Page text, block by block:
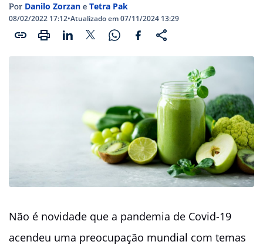
Por Danilo Zorzan e Tetra Pak
08/02/2022 17:12•Atualizado em 07/11/2024 13:29
Não é novidade que a pandemia de Covid-19
acendeu uma preocupação mundial com temas